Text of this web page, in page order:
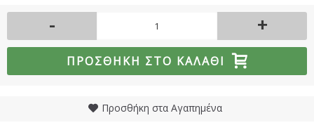
- +
ΠΡΟΣΘΉΚΗ ΣΤΟ ΚΑΛΆΘΙ
Προσθήκη στα Αγαπημένα